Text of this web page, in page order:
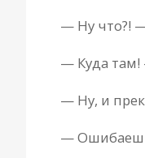
— Ну что?!
— Куда там!
— Ну, и
—